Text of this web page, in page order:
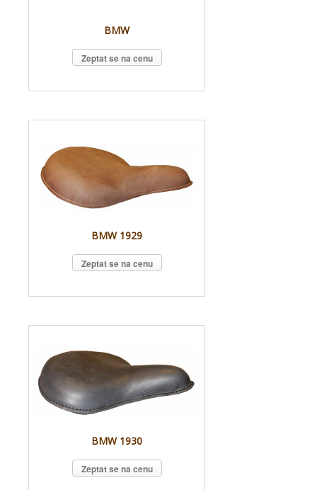
BMW
Zeptat se na cenu
BMW 1929
Zeptat se na cenu
BMW 1930
Zeptat se na cenu